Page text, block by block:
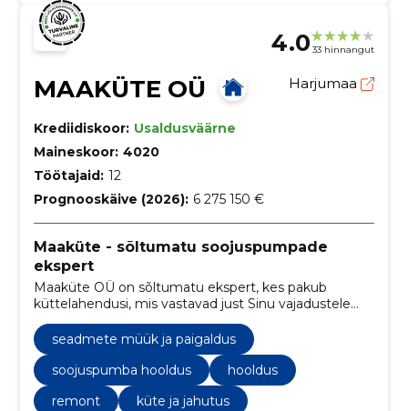
4.0 33 hinnangut
MAAKÜTE OÜ Harjumaa
Krediidiskoor: Usaldusväärne
Maineskoor: 4020
Töötajaid: 12
Prognooskäive (2026): 6 275 150 €
Maaküte - sõltumatu soojuspumpade
ekspert
Maaküte OÜ on sõltumatu ekspert, kes pakub
küttelahendusi, mis vastavad just Sinu vajadustele
ning aitavad säästa. Võrdle soojuspumpasid ja leia
sobivaim.
seadmete müük ja paigaldus
soojuspumba hooldus
hooldus
remont
küte ja jahutus